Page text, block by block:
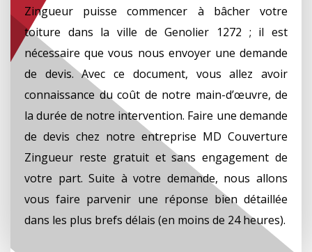
Zingueur puisse commencer à bâcher votre
toiture dans la ville de Genolier 1272 ; il est
nécessaire que vous nous envoyer une demande
de devis. Avec ce document, vous allez avoir
connaissance du coût de notre main-d’œuvre, de
la durée de notre intervention. Faire une demande
de devis chez notre entreprise MD Couverture
Zingueur reste gratuit et sans engagement de
votre part. Suite à votre demande, nous allons
vous faire parvenir une réponse bien détaillée
dans les plus brefs délais (en moins de 24 heures).